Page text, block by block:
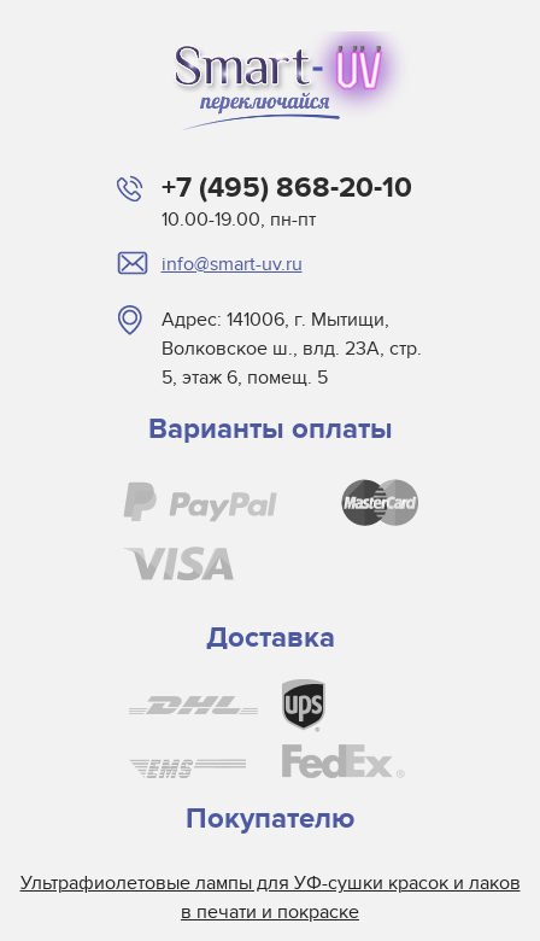
Baldwin
Beltron
BLV
Didde
DigiPrint для сушек
Dorn SPE
Dry Tac
Efsen
Frank Matthew
Grafix
H&S Autoshot
Hanovia
Heidelberg
Henkel
Hewlett Packard
Interlight
+7 (495) 868-20-10
10.00-19.00, пн-пт
info@smart-uv.ru
Адрес: 141006, г. Мытищи,
Волковское ш., влд. 23А, стр.
5, этаж 6, помещ. 5
Варианты оплаты
Доставка
Покупателю
Ультрафиолетовые лампы для УФ-сушки красок и лаков
в печати и покраске